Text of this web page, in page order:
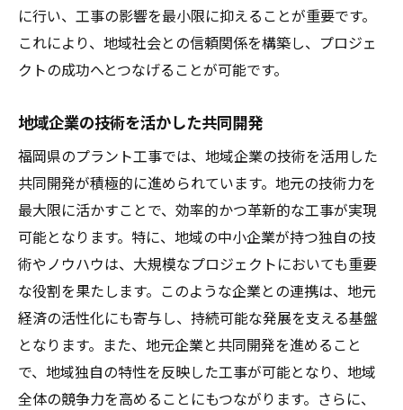
に行い、工事の影響を最小限に抑えることが重要です。
これにより、地域社会との信頼関係を構築し、プロジェ
クトの成功へとつなげることが可能です。
地域企業の技術を活かした共同開発
福岡県のプラント工事では、地域企業の技術を活用した
共同開発が積極的に進められています。地元の技術力を
最大限に活かすことで、効率的かつ革新的な工事が実現
可能となります。特に、地域の中小企業が持つ独自の技
術やノウハウは、大規模なプロジェクトにおいても重要
な役割を果たします。このような企業との連携は、地元
経済の活性化にも寄与し、持続可能な発展を支える基盤
となります。また、地元企業と共同開発を進めること
で、地域独自の特性を反映した工事が可能となり、地域
全体の競争力を高めることにもつながります。さらに、